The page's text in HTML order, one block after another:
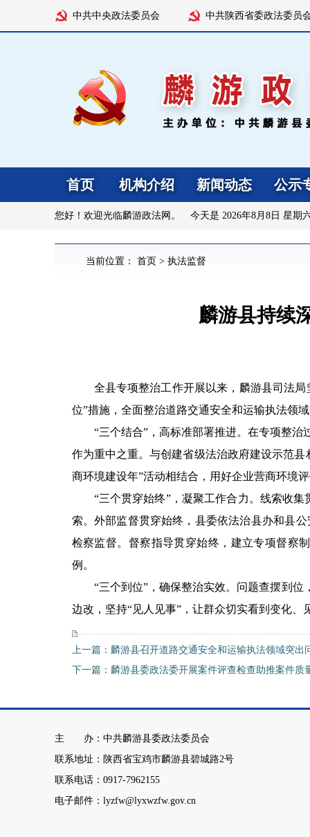
中共中央政法委员会 中共陕西省委政法委员
首页 机构介绍 新闻动态 公示
您好！欢迎光临麟游政法网。 今天是 2026年8月8日 星期
当前位置： 首页 > 执法监督
麟游县持续
全县专项整治工作开展以来，麟游县司法
位”措施，全面整治道路交通安全和运输执法领
“三个结合”，高标准部署推进。在专项整
作为重中之重。与创建省级法治政府建设示范
商环境建设年”活动相结合，用好企业营商环境
“三个贯穿始终”，凝聚工作合力。线索收
索。外部监督贯穿始终，县委依法治县办和县
检察监督。督察指导贯穿始终，建立专项督察
例。
“三个到位”，确保整治实效。问题查摆到
边改，坚持“见人见事”，让群众切实看到变化
上一篇：麟游县召开道路交通安全和运输执法领域突出
下一篇：麟游县委政法委开展案件评查检查助推案件质
主 办：中共麟游县委政法委员会
联系地址：陕西省宝鸡市麟游县碧城路2号
联系电话：0917-7962155
电子邮件：lyzfw@lyxwzfw.gov.cn